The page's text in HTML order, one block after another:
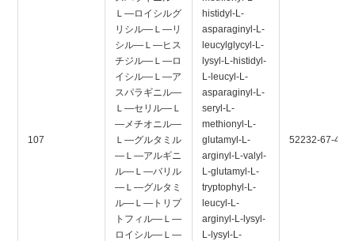
107
Ｌ―ロイシルグ
リシル―Ｌ―リ
シル―Ｌ―ヒス
チジル―Ｌ―ロ
イシル―Ｌ―ア
スパラギニル―
Ｌ―セリル―Ｌ
―メチオニル―
Ｌ―グルタミル
―Ｌ―アルギニ
ル―Ｌ―バリル
―Ｌ―グルタミ
ル―Ｌ―トリプ
トフィル―Ｌ―
ロイシル―Ｌ―
histidyl-L-
asparaginyl-L-
leucylglycyl-L-
lysyl-L-histidyl-
L-leucyl-L-
asparaginyl-L-
seryl-L-
methionyl-L-
glutamyl-L-
arginyl-L-valyl-
L-glutamyl-L-
tryptophyl-L-
leucyl-L-
arginyl-L-lysyl-
L-lysyl-L-
52232-67-4